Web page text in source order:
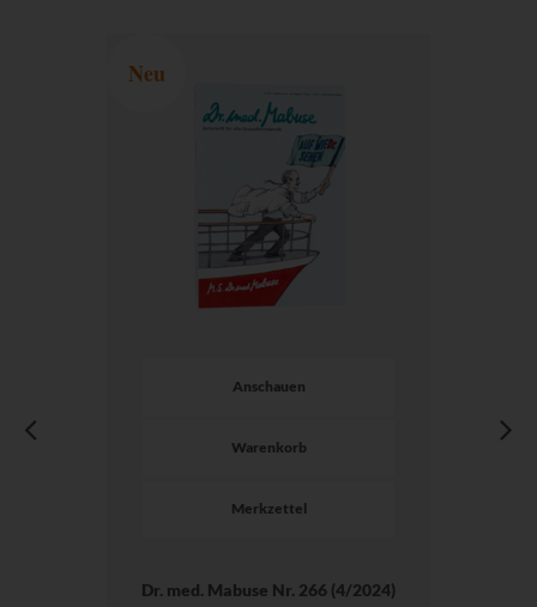
Neu
Anschauen
Warenkorb
Merkzettel
Dr. med. Mabuse Nr. 266 (4/2024)